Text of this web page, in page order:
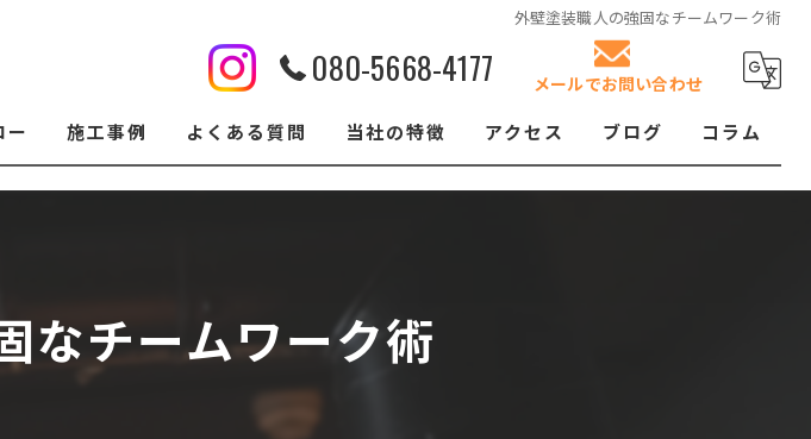
外壁塗装職人の強固なチームワーク術
080-5668-4177 メールでお問い合わせ
ー 施工事例 よくある質問 当社の特徴
クロス張替え
アクセス ブログ コラム
なチームワーク術